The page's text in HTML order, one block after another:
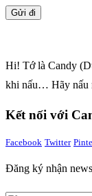
Hi! Tớ là Candy
khi nấu… Hãy nấu
Kết nối với
Facebook Twitter
Đăng ký nhận